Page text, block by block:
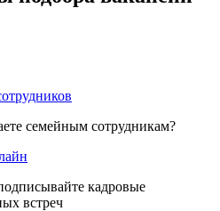
семейным сотрудникам?
кадровые
встреч